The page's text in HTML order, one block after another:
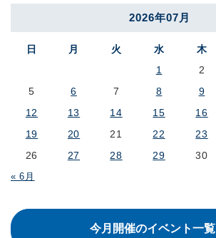
2026年07月
日 月 火 水 木
« 6月
1 2
5
6 7 8 9
12
13 14 15 16
19
20 21 22 23
26
27 28 29 30
今月開催のイベント一覧